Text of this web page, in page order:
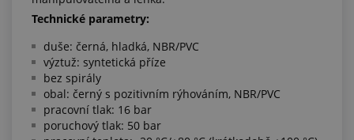
Technické parametry:
duše: černá, hladká, NBR/PVC
výztuž: syntetická příze
bez spirály
obal: černý s pozitivním rýhováním, NBR/PVC
pracovní tlak: 16 bar
poruchový tlak: 50 bar